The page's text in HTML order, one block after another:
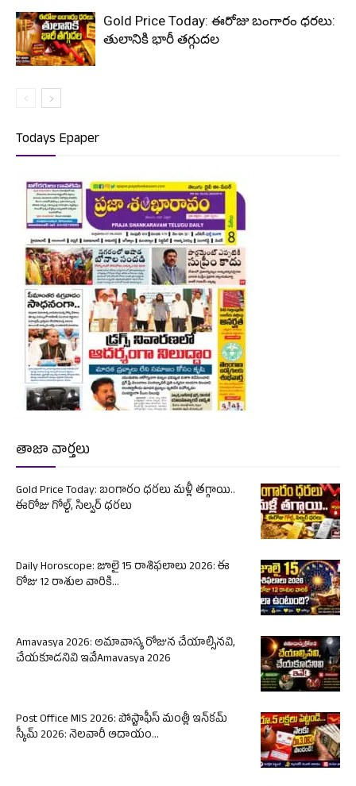
Gold Price Today: ఈరోజు బంగారం ధరలు:
తులానికి భారీ తగ్గుదల
Todays Epaper
తాజా వార్తలు
Gold Price Today: బంగారం ధరలు మళ్లీ తగ్గాయి..
ఈరోజు గోల్డ్, సిల్వర్ ధరలు
Daily Horoscope: జూలై 15 రాశిఫలాలు 2026: ఈ
రోజు 12 రాశుల వారికి...
Amavasya 2026: అమావాస్య రోజున చేయాల్సినవి,
చేయకూడనివి ఇవేAmavasya 2026
Post Office MIS 2026: పోస్టాఫీస్ మంత్లీ ఇన్‌కమ్
స్కీమ్ 2026: నెలవారీ ఆదాయం...